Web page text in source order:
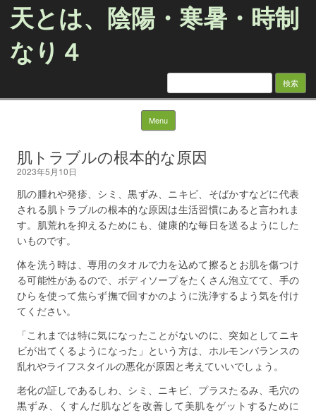
天とは、陰陽・寒暑・時制
なり４
検
Menu Skip to content
肌トラブルの根本的な原因
2023年5月10日
肌の腫れや発疹、シミ、黒ずみ、ニキビ、そばかすなどに代表
される肌トラブルの根本的な原因は生活習慣にあると言われま
す。肌荒れを抑えるためにも、健康的な毎日を送るようにした
いものです。
体を洗う時は、専用のタオルで力を込めて擦るとお肌を傷つけ
る可能性があるので、ボディソープをたくさん泡立てて、手の
ひらを使って焦らず撫で回すかのように洗浄するよう気を付け
てください。
「これまでは特に気になったことがないのに、突如としてニキ
ビが出てくるようになった」という方は、ホルモンバランスの
乱れやライフスタイルの悪化が原因と考えていいでしょう。
老化の証しであるしわ、シミ、ニキビ、プラスたるみ、毛穴の
黒ずみ、くすんだ肌などを改善して美肌をゲットするために